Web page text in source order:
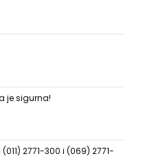
je sigurna!
2771-300 i (069) 2771-